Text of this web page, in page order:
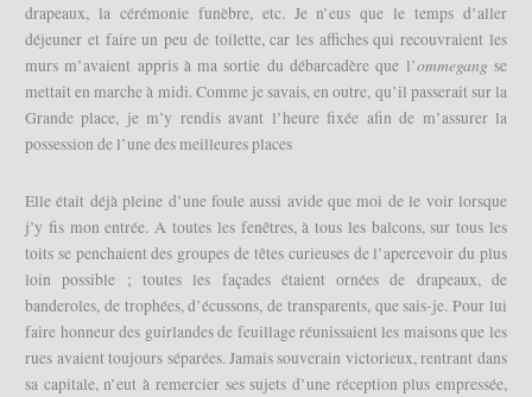
drapeaux, la cérémonie funèbre, etc. Je n’eus que le temps d’aller
déjeuner et faire un peu de toilette, car les affiches qui recouvraient les
murs m’avaient appris à ma sortie du débarcadère que l’ommegang se
mettait en marche à midi. Comme je savais, en outre, qu’il passerait sur la
Grande place, je m’y rendis avant l’heure fixée afin de m’assurer la
possession de l’une des meilleures places
Elle était déjà pleine d’une foule aussi avide que moi de le voir lorsque
j’y fis mon entrée. A toutes les fenêtres, à tous les balcons, sur tous les
toits se penchaient des groupes de têtes curieuses de l’apercevoir du plus
loin possible ; toutes les façades étaient ornées de drapeaux, de
banderoles, de trophées, d’écussons, de transparents, que sais-je. Pour lui
faire honneur des guirlandes de feuillage réunissaient les maisons que les
rues avaient toujours séparées. Jamais souverain victorieux, rentrant dans
sa capitale, n’eut à remercier ses sujets d’une réception plus empressée,